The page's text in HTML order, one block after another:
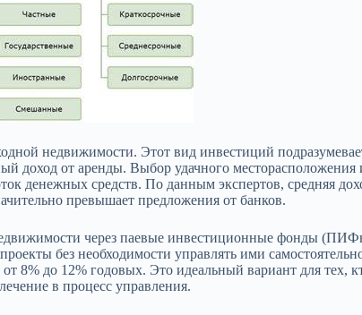
недвижимости. Этот вид инвестиций
доход от аренды. Выбор удачного месторасположения
денежных средств. По данным экспертов, средняя
превышает предложения от банков.
через паевые инвестиционные фонды
без необходимости управлять ими
8% до 12% годовых. Это идеальный вариант для тех,
в процесс управления.